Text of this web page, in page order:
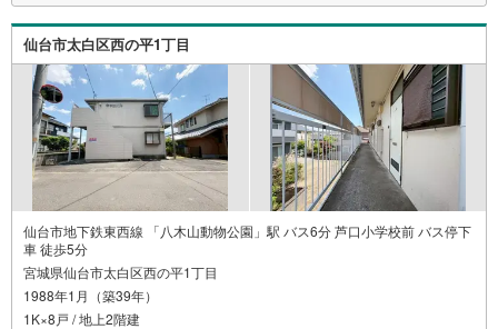
仙台市を中心に、宮城県内で店舗展開。
地域密着のネットワークと実績で、お客様の理想の住まい探しをサポート
します。
■ 地域密着だからできる“本当に役立つ提案”
戸建・マンション・土地まで幅広く対応。
さらに、学校区・買い物環境・交通利便性・子育て環境など、
実際の暮らしを見据えた情報をご提供します。
「住んでから後悔しないためのご提案」を大切にしています。
■ 住まいのことを“まとめて相談できる安心感”
【購入】【売却】【住み替え】【リフォーム】までワンストップ対応。
住宅ローンや税金などの専門的な内容も、分かりやすく丁寧にご説明いた
します。
初めての不動産購入の方でも、安心して一歩を踏み出せます。
各店舗にはキッズスペースを完備。
ご家族皆様でお気軽にご来店ください。
仙台市太白区西の平1丁目
仙台市地下鉄東西線 「八木山動物公園」駅 バス6分 芦口小学校前 バス停下
車 徒歩5分
宮城県仙台市太白区西の平1丁目
1988年1月（築39年）
1K×8戸 / 地上2階建